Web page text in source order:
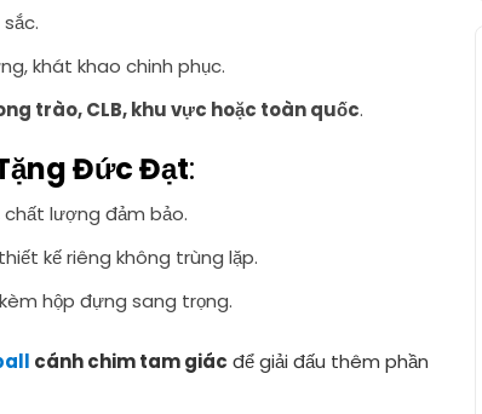
khát khao chinh phục.
trào, CLB, khu vực hoặc toàn quốc.
Đức Đạt:
chất lượng đảm bảo.
kế riêng không trùng lặp.
hộp đựng sang trọng.
cánh chim tam giác để giải đấu thêm phần